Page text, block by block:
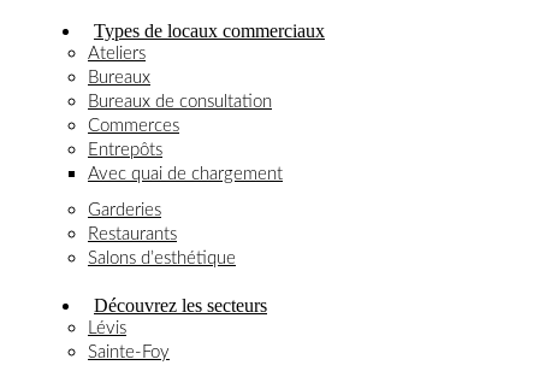
Types de locaux commerciaux
Ateliers
Bureaux
Bureaux de consultation
Commerces
Entrepôts
Avec quai de chargement
Garderies
Restaurants
Salons d’esthétique
Découvrez les secteurs
Lévis
Sainte-Foy